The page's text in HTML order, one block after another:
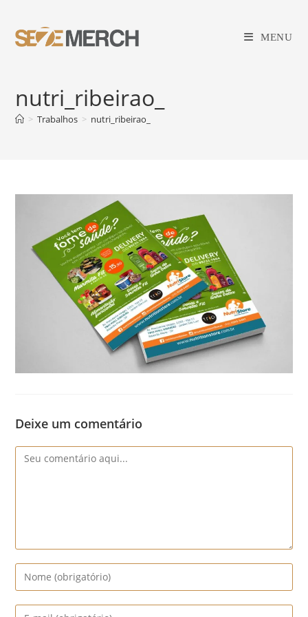
MENU
nutri_ribeirao_
> Trabalhos > nutri_ribeirao_
Deixe um comentário
Comentário
Digite
seu
nome
Digite